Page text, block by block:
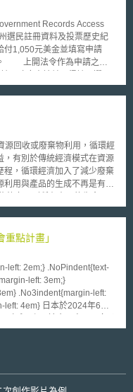
項經濟活動於不同司法管轄
並認為既有政策規範足以應
Markets Authority,
Authority, ASA）為
優先性與影響力之政策，同時
Records Access
選民註冊資料及投票歷史紀
付1,050元美金並填寫申請
人可查詢該州選民選舉資料。
該州數據庫中，且仍可被公
屬政府官員（例如州市長或
。 該州選民認
且不應被公開於網路；該州參
變，政府一方面應鼓勵民眾參
人資料。 相關修正案之建
以上之罰金。
回收或廢棄物利用，循環經
，有別於傳統經濟模式在資源
程，循環經濟加入了減少廢棄
用與產品的生成不再是有去
用、回收，到投入新的產品生
技如大數據、物聯網之應
）當中，也同樣把循環經
所揭櫫的不僅僅是在資源回
體系當中資源運用歷程的重
分。
點計畫」
left: 2em;} .NoPindent{text-
left: 3em;}
.No3indent{margin-left:
於2024年6月
革新之上位政策，以達成實現
之課題。 「實現數
六項願景整合相關政策，